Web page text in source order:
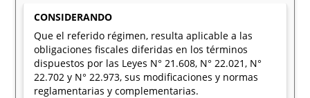
CONSIDERANDO
Que el referido régimen, resulta aplicable a las
obligaciones fiscales diferidas en los términos
dispuestos por las Leyes N° 21.608, N° 22.021, N°
22.702 y N° 22.973, sus modificaciones y normas
reglamentarias y complementarias.